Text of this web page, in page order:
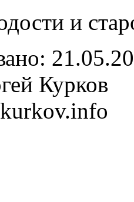
и
Курков
kurkov.info